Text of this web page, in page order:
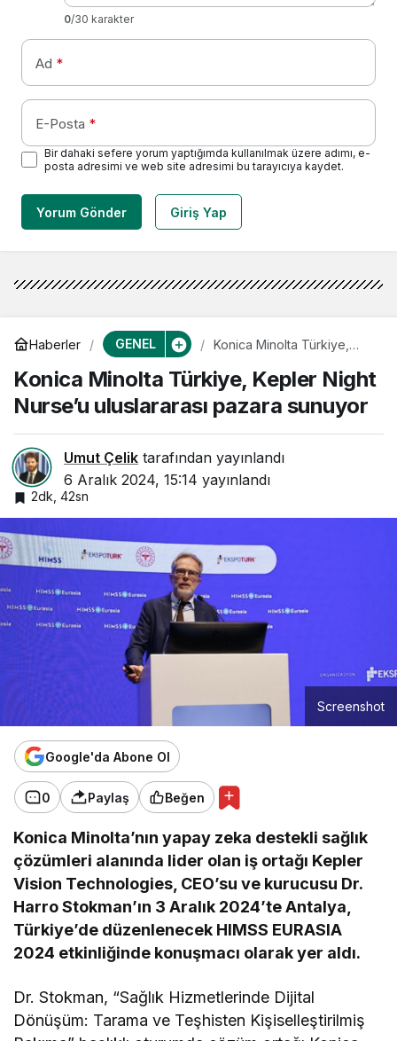
0/30 karakter
Ad *
E-Posta *
Bir dahaki sefere yorum yaptığımda kullanılmak üzere adımı, e-
posta adresimi ve web site adresimi bu tarayıcıya kaydet.
Yorum Gönder Giriş Yap
Haberler GENEL
Konica Minolta Türkiye,
uluslararası pazara sunuyor
Konica Minolta Türkiye, Kepler Night
Nurse’u uluslararası pazara sunuyor
Umut Çelik tarafından yayınlandı
6 Aralık 2024, 15:14 yayınlandı
2dk, 42sn
Screenshot
Google'da Abone Ol
0 Paylaş Beğen
Konica Minolta’nın yapay zeka destekli sağlık
çözümleri alanında lider olan iş ortağı Kepler
Vision Technologies, CEO’su ve kurucusu Dr.
Harro Stokman’ın 3 Aralık 2024’te Antalya,
Türkiye’de düzenlenecek HIMSS EURASIA
2024 etkinliğinde konuşmacı olarak yer aldı.
Dr. Stokman, “Sağlık Hizmetlerinde Dijital
Dönüşüm: Tarama ve Teşhisten Kişiselleştirilmiş